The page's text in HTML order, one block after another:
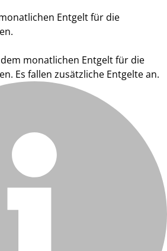
Entgelt für die
monatlichen Entgelt für die
Es fallen zusätzliche Entgelte an.